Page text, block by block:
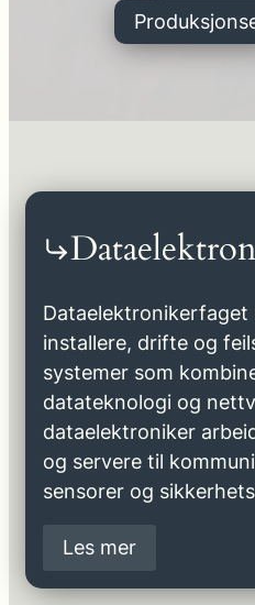
Dataelektronikerfaget
installere, drifte og
systemer som
datateknologi og
dataelektroniker
og servere til
sensorer og
Les mer